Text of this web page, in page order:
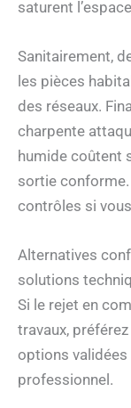
saturent
Sanitairement,
les pièces
des réseaux.
charpente
humide coûtent
sortie conforme.
contrôles si
Alternatives
solutions
Si le rejet en
travaux,
options validées
professionnel.